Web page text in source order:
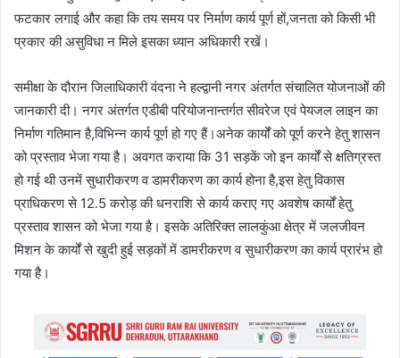
फटकार लगाई और कहा कि तय समय पर निर्माण कार्य पूर्ण हों,जनता को किसी भी
प्रकार की असुविधा न मिले इसका ध्यान अधिकारी रखें।
समीक्षा के दौरान जिलाधिकारी वंदना ने हल्द्वानी नगर अंतर्गत संचालित योजनाओं की
जानकारी दी। नगर अंतर्गत एडीबी परियोजनान्तर्गत सीवरेज एवं पेयजल लाइन का
निर्माण गतिमान है,विभिन्न कार्य पूर्ण हो गए हैं।अनेक कार्यों को पूर्ण करने हेतु शासन
को प्रस्ताव भेजा गया है। अवगत कराया कि 31 सड़कें जो इन कार्यों से क्षतिग्रस्त
हो गई थी उनमें सुधारीकरण व डामरीकरण का कार्य होना है,इस हेतु विकास
प्राधिकरण से 12.5 करोड़ की धनराशि से कार्य कराए गए अवशेष कार्यों हेतु
प्रस्ताव शासन को भेजा गया है। इसके अतिरिक्त लालकुंआ क्षेत्र में जलजीवन
मिशन के कार्यों से खुदी हुई सड़कों में डामरीकरण व सुधारीकरण का कार्य प्रारंभ हो
गया है।